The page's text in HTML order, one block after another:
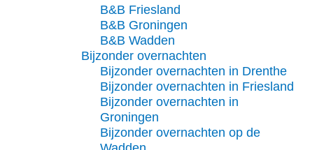
B&B Friesland
B&B Groningen
B&B Wadden
Bijzonder overnachten
Bijzonder overnachten in Drenthe
Bijzonder overnachten in Friesland
Bijzonder overnachten in
Groningen
Bijzonder overnachten op de